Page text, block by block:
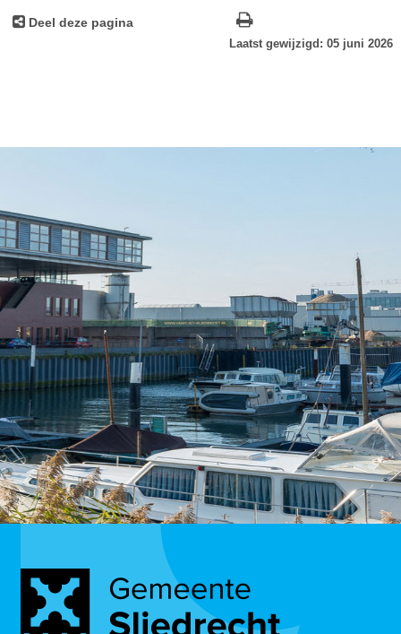
Deel deze pagina
Laatst gewijzigd: 05 juni 2026